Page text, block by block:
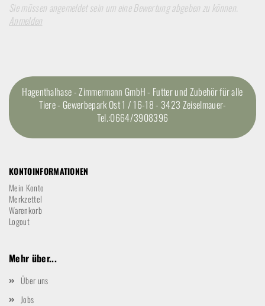
Sie müssen angemeldet sein um eine Bewertung abgeben zu können.
Anmelden
Hagenthalhase - Zimmermann GmbH - Futter und Zubehör für alle
Tiere - Gewerbepark Ost 1 / 16-18 - 3423 Zeiselmauer-
Tel.:0664/3908396
KONTOINFORMATIONEN
Mein Konto
Merkzettel
Warenkorb
Logout
Mehr über...
Über uns
Jobs